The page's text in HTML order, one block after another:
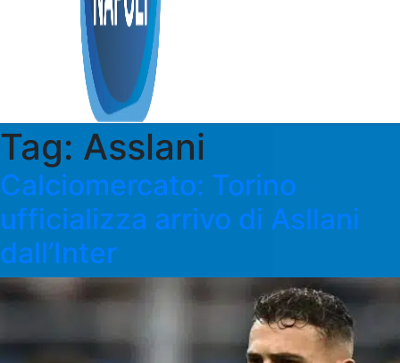
Tag: Asslani
Calciomercato: Torino
ufficializza arrivo di Asllani
dall’Inter